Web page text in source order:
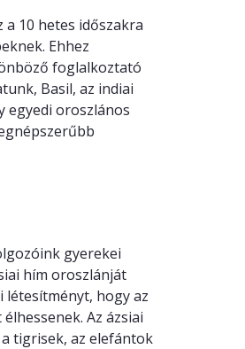
10 hetes időszakra
Ehhez
foglalkoztató
Basil, az indiai
egyedi oroszlános
gyerekei
hím oroszlánját
hogy az
Az ázsiai
tigrisek, az elefántok